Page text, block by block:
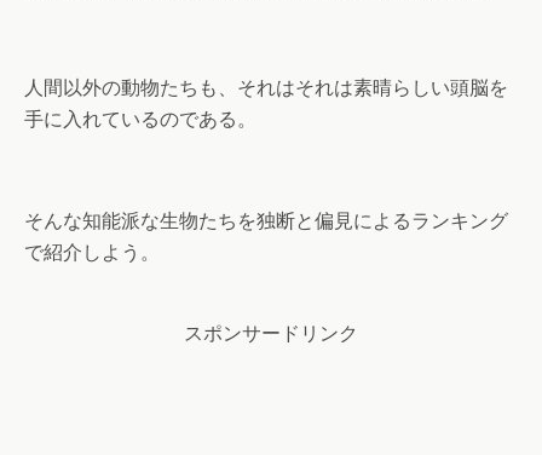
人間以外の動物たちも、それはそれは素晴らしい頭脳を
手に入れているのである。
そんな知能派な生物たちを独断と偏見によるランキング
で紹介しよう。
スポンサードリンク